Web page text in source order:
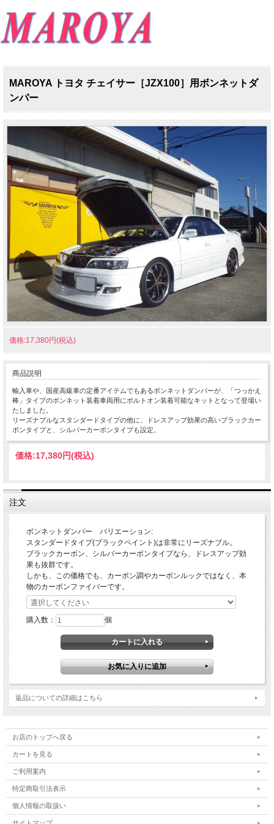
MAROYA トヨタ チェイサー［JZX100］用ボンネットダ
ンパー
価格:17,380円(税込)
商品説明
輸入車や、国産高級車の定番アイテムでもあるボンネットダンパーが、「つっかえ
棒」タイプのボンネット装着車両用にボルトオン装着可能なキットとなって登場い
たしました。
リーズナブルなスタンダードタイプの他に、ドレスアップ効果の高いブラックカー
ボンタイプと、シルバーカーボンタイプも設定。
価格:17,380円(税込)
注文
ボンネットダンパー バリエーション:
スタンダードタイプ(ブラックペイント)は非常にリーズナブル。
ブラックカーボン、シルバーカーボンタイプなら、ドレスアップ効
果も抜群です。
しかも、この価格でも、カーボン調やカーボンルックではなく、本
物のカーボンファイバーです。
購入数： 個
返品についての詳細はこちら
お店のトップへ戻る
カートを見る
ご利用案内
特定商取引法表示
個人情報の取扱い